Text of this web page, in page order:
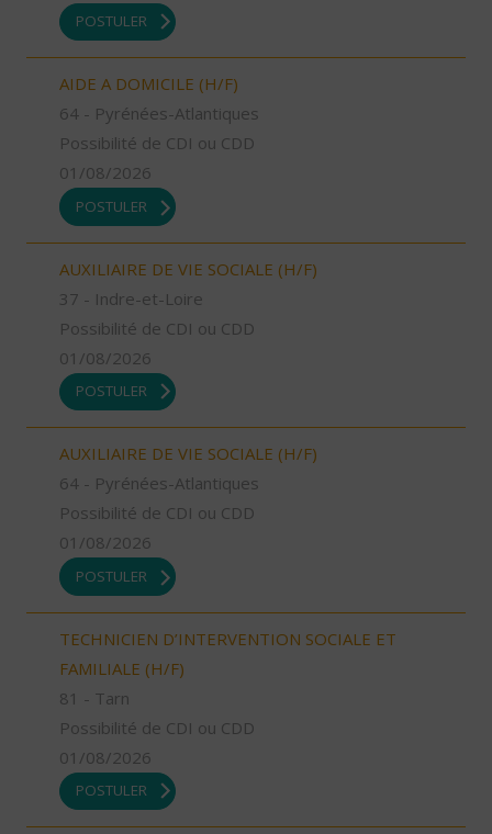
POSTULER
AIDE A DOMICILE (H/F)
64 - Pyrénées-Atlantiques
Possibilité de CDI ou CDD
01/08/2026
POSTULER
AUXILIAIRE DE VIE SOCIALE (H/F)
37 - Indre-et-Loire
Possibilité de CDI ou CDD
01/08/2026
POSTULER
AUXILIAIRE DE VIE SOCIALE (H/F)
64 - Pyrénées-Atlantiques
Possibilité de CDI ou CDD
01/08/2026
POSTULER
TECHNICIEN D’INTERVENTION SOCIALE ET
FAMILIALE (H/F)
81 - Tarn
Possibilité de CDI ou CDD
01/08/2026
POSTULER